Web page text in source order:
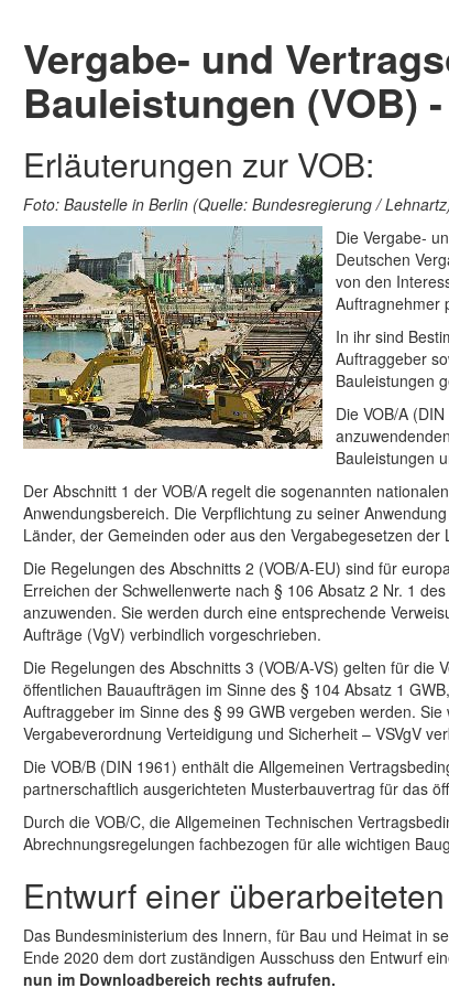
Vergabe- und
Bauleistungen (VOB)
Erläuterungen zur VOB:
Foto: Baustelle in Berlin (Quelle: Bundesregierung /
Die Vergabe-
Deutschen
von den
Auftragnehmer
In ihr sind
Auftraggeber
Bauleistungen
Die VOB/A
Bauleistungen
Der Abschnitt 1 der VOB/A regelt die sogenannten
Anwendungsbereich. Die Verpflichtung zu seiner
Länder, der Gemeinden oder aus den Vergabegesetzen der
Die Regelungen des Abschnitts 2 (VOB/A-EU) sind für
Erreichen der Schwellenwerte nach § 106 Absatz 2 Nr. 1
anzuwenden. Sie werden durch eine entsprechende
Aufträge (VgV) verbindlich vorgeschrieben.
Die Regelungen des Abschnitts 3 (VOB/A-VS) gelten für
öffentlichen Bauaufträgen im Sinne des § 104 Absatz 1
Auftraggeber im Sinne des § 99 GWB vergeben werden.
Vergabeverordnung Verteidigung und Sicherheit – VSVgV
Die VOB/B (DIN 1961) enthält die Allgemeinen
partnerschaftlich ausgerichteten Musterbauvertrag für das
Durch die VOB/C, die Allgemeinen Technischen
Abrechnungsregelungen fachbezogen für alle wichtigen
Entwurf einer
Das Bundesministerium des Innern, für Bau und Heimat in
Ende 2020 dem dort zuständigen Ausschuss den Entwurf
nun im Downloadbereich rechts aufrufen.